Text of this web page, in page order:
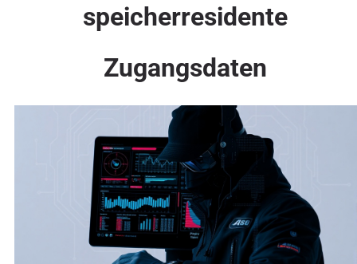
speicherresidente
Zugangsdaten